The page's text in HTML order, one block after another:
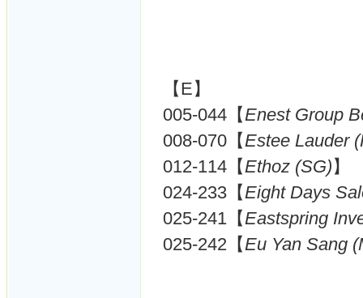
【E】
005-044【Enest Group
008-070【Estee Lauder
012-114【Ethoz (SG)】
024-233【Eight Days
025-241【Eastspring
025-242【Eu Yan Sang